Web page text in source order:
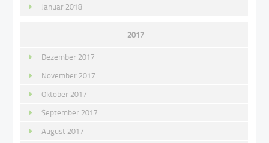
Januar 2018
2017
Dezember 2017
November 2017
Oktober 2017
September 2017
August 2017